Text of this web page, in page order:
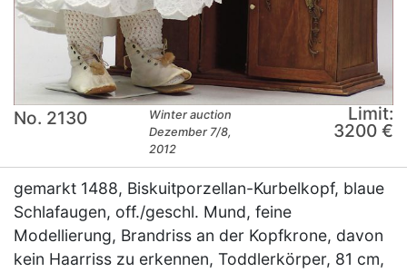
No. 2130
Winter auction
Dezember 7/8,
2012
Limit:
3200 €
gemarkt 1488, Biskuitporzellan-Kurbelkopf, blaue
Schlafaugen, off./geschl. Mund, feine
Modellierung, Brandriss an der Kopfkrone, davon
kein Haarriss zu erkennen, Toddlerkörper, 81 cm,